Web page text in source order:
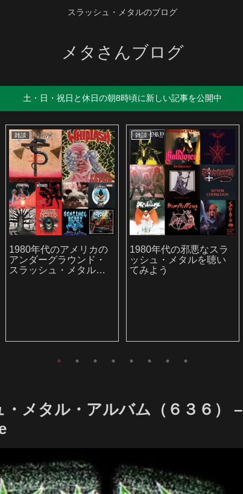
スラッシュ・メタルのブログ
メタさんブログ
土・日・祝日と休日の朝8時頃に新しい記事を公開中
雑談
1980年代のアメリカの
アンダーグラウンド・
スラッシュ・メタルを
雑談
1980年代の邪悪なスラ
ッシュ・メタルを聴い
てみよう
メタル・アルバム（６３６） –